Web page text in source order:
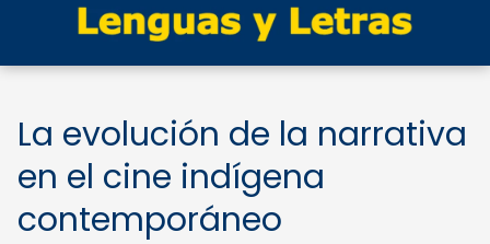
La evolución de la narrativa
en el cine indígena
contemporáneo